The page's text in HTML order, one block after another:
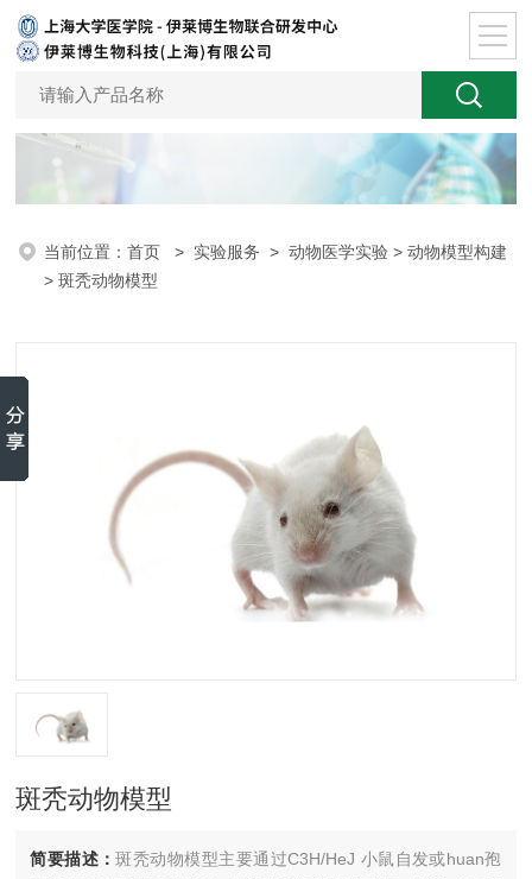
当前位置：首页 > 实验服务 >动物医学实验 >动物模型构建
> 斑秃动物模型
斑秃动物模型
简要描述：斑秃动物模型主要通过C3H/HeJ 小鼠自发或huan孢